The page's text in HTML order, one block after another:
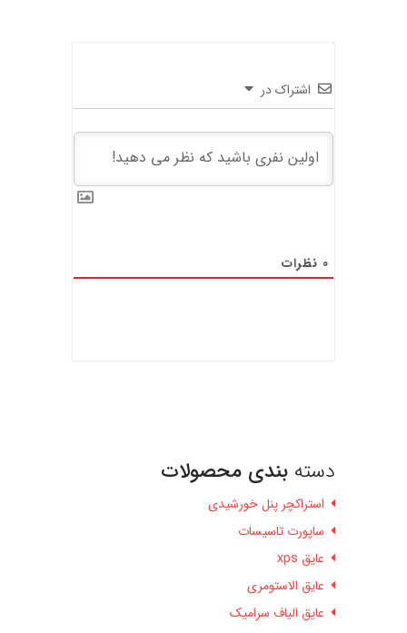
اشتراک در
0 نظرات
دسته بندی محصولات
استراکچر پنل خورشیدی
ساپورت تاسیسات
عایق xps
عایق الاستومری
عایق الیاف سرامیک